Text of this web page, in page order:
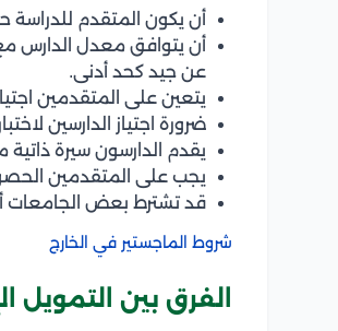
أن يكون المتقدم
أن يتوافق معدل الدارس
عن جيد كحد أدنى.
يتعين على المتقدمين
ضرورة اجتياز الدارسين
يقدم الدارسون سيرة ذاتية مفصلة و2 توصية علمية من
يجب على المتقدمين
قد تشترط بعض الجامعات
شروط الماجستير في الخارج
الفرق بين التمويل